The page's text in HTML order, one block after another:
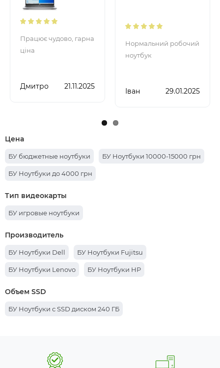
FullHD /
512 ГБ /
Працює чудово, гарна
ціна
Дмитро 21.11.2025
FullHD /
ГБ /
Іван 29.01.2025
Цена
БУ бюджетные ноутбуки БУ Ноутбуки 10000-15000 грн
БУ Ноутбуки до 4000 грн
Тип видеокарты
БУ игровые ноутбуки
Производитель
БУ Ноутбуки Dell БУ Ноутбуки Fujitsu
БУ Ноутбуки Lenovo БУ Ноутбуки HP
Объем SSD
БУ Ноутбуки с SSD диском 240 ГБ